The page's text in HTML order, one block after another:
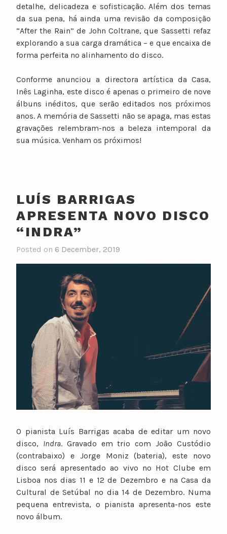
detalhe, delicadeza e sofisticação. Além dos temas
da sua pena, há ainda uma revisão da composição
“After the Rain” de John Coltrane, que Sassetti refaz
explorando a sua carga dramática – e que encaixa de
forma perfeita no alinhamento do disco.
Conforme anunciou a directora artística da Casa,
Inês Laginha, este disco é apenas o primeiro de nove
álbuns inéditos, que serão editados nos próximos
anos. A memória de Sassetti não se apaga, mas estas
gravações relembram-nos a beleza intemporal da
sua música. Venham os próximos!
LUÍS BARRIGAS
APRESENTA NOVO DISCO
“INDRA”
Posted on 6 December, 2019
O pianista Luís Barrigas acaba de editar um novo
disco, Indra. Gravado em trio com João Custódio
(contrabaixo) e Jorge Moniz (bateria), este novo
disco será apresentado ao vivo no Hot Clube em
Lisboa nos dias 11 e 12 de Dezembro e na Casa da
Cultural de Setúbal no dia 14 de Dezembro. Numa
pequena entrevista, o pianista apresenta-nos este
novo álbum.